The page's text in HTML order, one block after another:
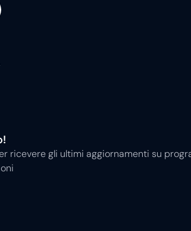
ricevere gli ultimi aggiornamenti su